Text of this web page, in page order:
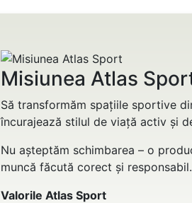
Misiunea Atlas
Să transformăm spațiile sportive
încurajează stilul de viață activ și
Nu așteptăm schimbarea – o
muncă făcută corect și
Valorile Atlas Sport